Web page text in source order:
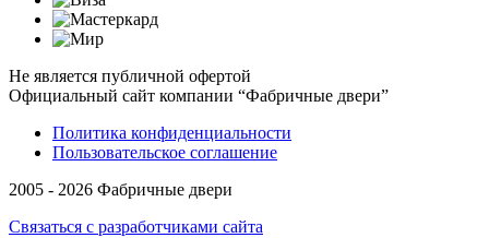
Не является публичной офертой
Официальный сайт компании “Фабричные двери”
Политика конфиденциальности
Пользовательское соглашение
2005 - 2026 Фабричные двери
Связаться с разработчиками сайта